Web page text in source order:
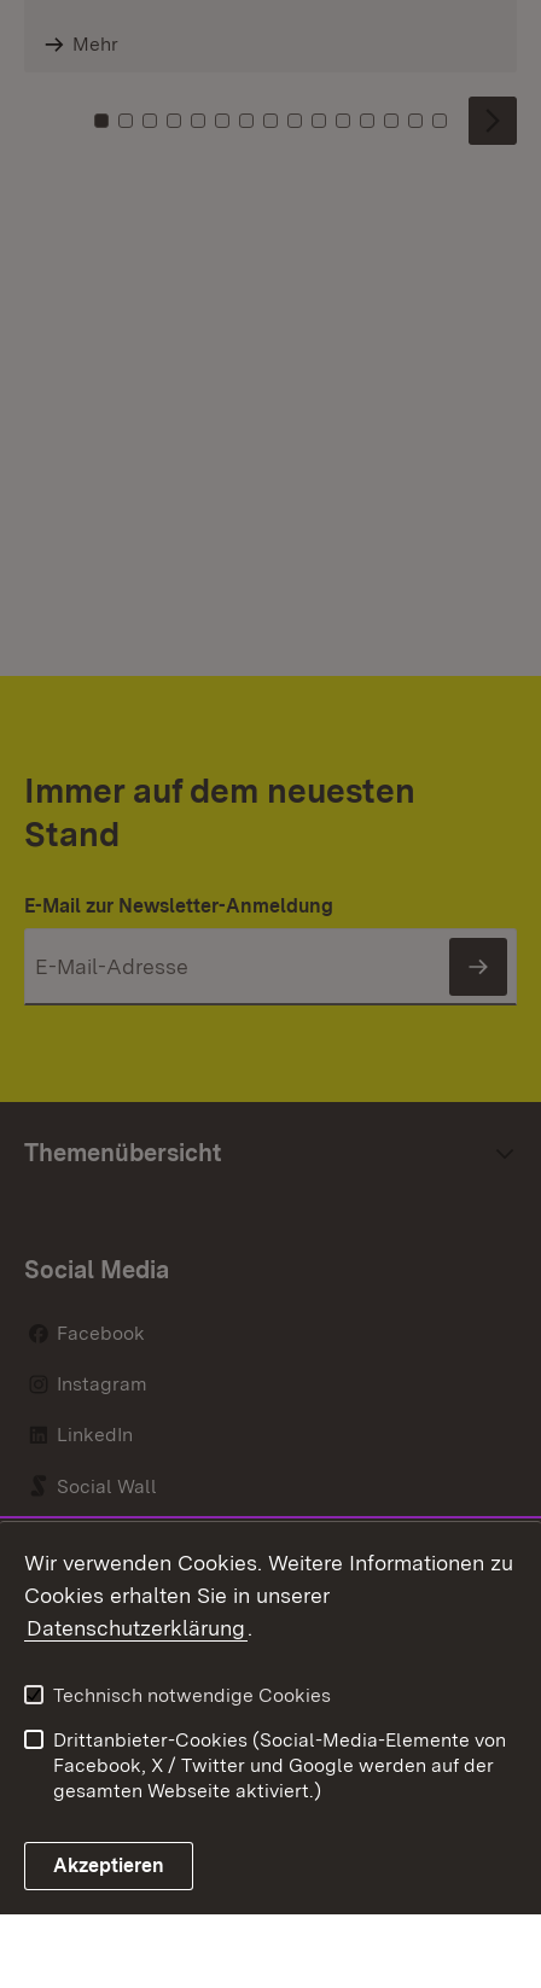
Mehr
Zu Kachel: 0
Zu Kachel: 1
Zu Kachel: 2
Zu Kachel: 3
Zu Kachel: 4
Zu Kachel: 5
Zu Kachel: 6
Zu Kachel: 7
Zu Kachel: 8
Zu Kachel: 9
Zu Kachel: 10
Zu Kachel: 11
Zu Kachel: 12
Zu Kachel:
Zu
Immer auf dem neuesten
Stand
E-Mail zur Newsletter-Anmeldung
Themenübersicht
Social Media
Facebook
Instagram
LinkedIn
Social Wall
Link zum Landesportal
Kontakt
Barrierefreiheit
Impressum
Cookies
Wir verwenden Cookies. Weitere Informationen zu
Cookies erhalten Sie in unserer
Datenschutzerklärung.
Technisch notwendige Cookies
Drittanbieter-Cookies (Social-Media-Elemente von
Facebook, X / Twitter und Google werden auf der
gesamten Webseite aktiviert.)
Akzeptieren